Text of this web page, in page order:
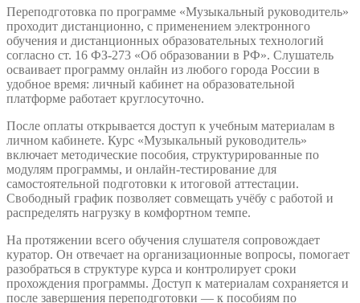
Переподготовка по программе «Музыкальный руководитель»
проходит дистанционно, с применением электронного
обучения и дистанционных образовательных технологий
согласно ст. 16 ФЗ-273 «Об образовании в РФ». Слушатель
осваивает программу онлайн из любого города России в
удобное время: личный кабинет на образовательной
платформе работает круглосуточно.
После оплаты открывается доступ к учебным материалам в
личном кабинете. Курс «Музыкальный руководитель»
включает методические пособия, структурированные по
модулям программы, и онлайн-тестирование для
самостоятельной подготовки к итоговой аттестации.
Свободный график позволяет совмещать учёбу с работой и
распределять нагрузку в комфортном темпе.
На протяжении всего обучения слушателя сопровождает
куратор. Он отвечает на организационные вопросы, помогает
разобраться в структуре курса и контролирует сроки
прохождения программы. Доступ к материалам сохраняется и
после завершения переподготовки — к пособиям по